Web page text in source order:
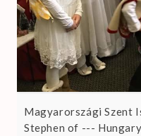
Magyarországi Szent
Stephen of ---